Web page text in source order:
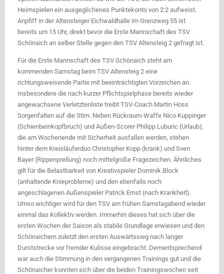
Heimspielen ein ausgeglichenes Punktekonto von 2:2 aufweist.
Anpfiff in der Altensteiger Eichwaldhalle im Grenzweg 55 ist
bereits um 15 Uhr, direkt bevor die Erste Mannschaft des TSV
Schönaich an selber Stelle gegen den TSV Altensteig 2 gefragt ist.
Für die Erste Mannschaft des TSV Schönaich steht am
kommenden Samstag beim TSV Altensteig 2 eine
richtungsweisende Partie mit beeinträchtigten Vorzeichen an.
Insbesondere die nach kurzer Pflichtspielphase bereits wieder
angewachsene Verletztenliste treibt TSV-Coach Martin Hoss
Sorgenfalten auf die Stirn. Neben Rückraum-Waffe Nico Kuppinger
(Schienbeinkopfbruch) und Außen-Scorer Philipp Luburic (Urlaub),
die am Wochenende mit Sicherheit ausfallen werden, stehen
hinter dem Kreisläuferduo Christopher Kopp (krank) und Sven
Bayer (Rippenprellung) noch mittelgroße Fragezeichen. Ähnliches
gilt für die Belastbarkeit von Kreativspieler Dominik Block
(anhaltende Knieprobleme) und den ebenfalls noch
angeschlagenen Außenspieler Patrick Ernst (nach Krankheit).
Umso wichtiger wird für den TSV am frühen Samstagabend wieder
einmal das Kollektiv werden. Immerhin dieses hat sich über die
ersten Wochen der Saison als stabile Grundlage erwiesen und den
Schönaichern zuletzt den ersten Auswärtssieg nach langer
Durststrecke vor fremder Kulisse eingebracht. Dementsprechend
war auch die Stimmung in den vergangenen Trainings gut und die
Schönaicher konnten sich über die beiden Trainingswochen seit